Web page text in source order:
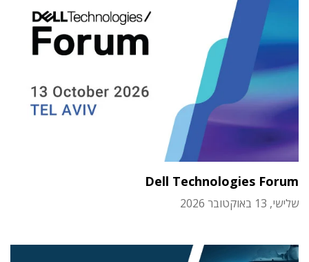
Dell Technologies Forum
שלישי, 13 באוקטובר 2026